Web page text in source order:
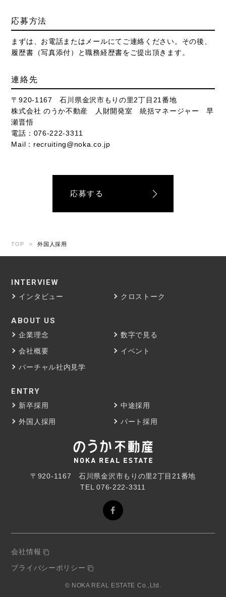
応募方法
まずは、お電話またはメールにてご連絡ください。その後、
履歴書（写真添付）と職務経歴書をご提出頂きます。
連絡先
〒920-1167 石川県金沢市もりの里2丁目21番地
株式会社 のうか不動産 人財開発室 統括マネージャー 早
瀬晋悟
電話： 076-222-3311
Mail： recruiting@noka.co.jp
応募する
TOP > 外国人採用
INTERVIEW
インタビュー クロストーク
ABOUT US
企業理念
数字で見る
会社概要
イベント
バーチャル社内見学
ENTRY
新卒採用
中途採用
外国人採用
パート採用
〒920-1167 石川県金沢市もりの里2丁目21番地
TEL076-222-3311
会社情報
プライバシーポリシー
© NOKA REAL ESTATE Co.,Ltd.